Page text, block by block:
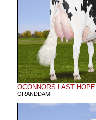
OCONNORS LAST HOPE
GRANDDAM